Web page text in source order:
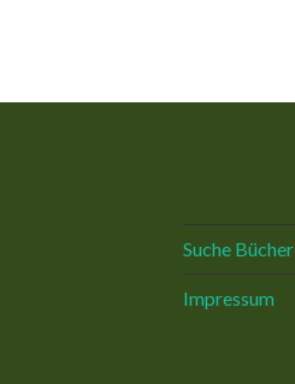
Suche Bücher
Impressum